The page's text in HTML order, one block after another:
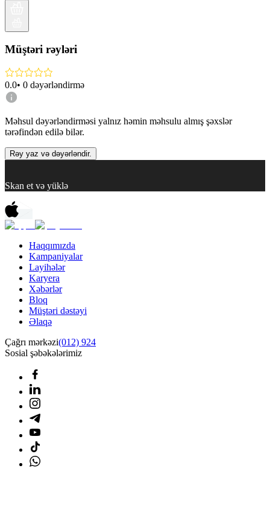
Müştəri rəyləri
0.0• 0 dəyərləndirmə
Məhsul dəyərləndirməsi yalnız həmin məhsulu almış şəxslər
tərəfindən edilə bilər.
Rəy yaz və dəyərləndir.
Skan et və yüklə
Haqqımızda
Kampaniyalar
Layihələr
Karyera
Xəbərlər
Bloq
Müştəri dəstəyi
Əlaqə
Çağrı mərkəzi(012) 924
Sosial şəbəkələrimiz